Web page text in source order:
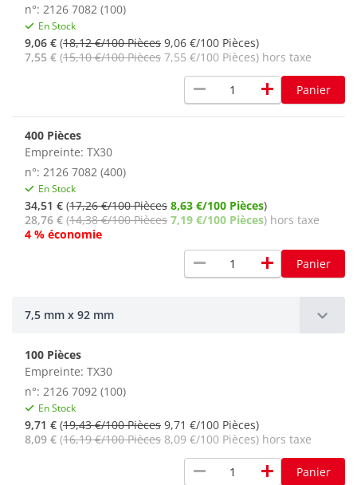
n°: 2126 7082 (100)
En Stock
9,06 € (18,12 €/100 Pièces 9,06 €/100 Pièces)
7,55 € (15,10 €/100 Pièces 7,55 €/100 Pièces) hors taxe
remove add Panier
400 Pièces
Empreinte: TX30
n°: 2126 7082 (400)
En Stock
34,51 € (17,26 €/100 Pièces 8,63 €/100 Pièces)
28,76 € (14,38 €/100 Pièces 7,19 €/100 Pièces) hors taxe
4 % économie
remove add Panier
7,5 mm x 92 mm
100 Pièces
Empreinte: TX30
n°: 2126 7092 (100)
En Stock
9,71 € (19,43 €/100 Pièces 9,71 €/100 Pièces)
8,09 € (16,19 €/100 Pièces 8,09 €/100 Pièces) hors taxe
remove add Panier